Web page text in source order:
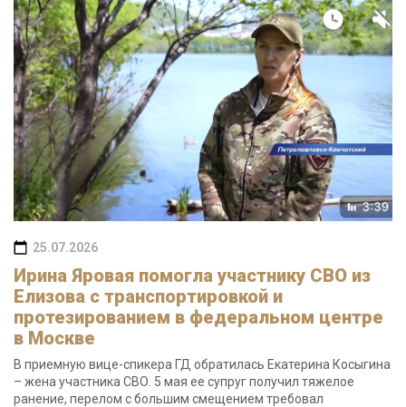
25.07.2026
Ирина Яровая помогла участнику СВО из
Елизова с транспортировкой и
протезированием в федеральном центре
в Москве
В приемную вице-спикера ГД обратилась Екатерина Косыгина
– жена участника СВО. 5 мая ее супруг получил тяжелое
ранение, перелом с большим смещением требовал